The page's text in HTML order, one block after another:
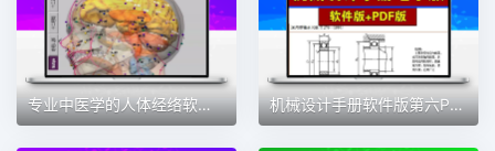
专业中医学的人体经络软件 3D模拟针灸穴位 中医入门学习帮手 机械设计手册软件版第六PDF电子版英科宇机械工程师手册国标选型